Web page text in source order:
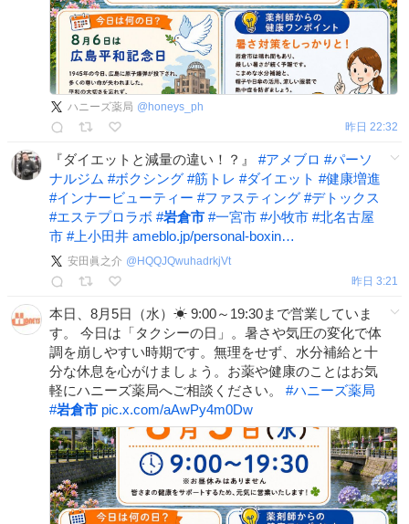
ハニーズ薬局 @ honeys_ph
昨日 22:32
『ダイエットと減量の違い！？』 #アメブロ #パーソ
ナルジム #ボクシング #筋トレ #ダイエット #健康増進
#インナービューティー #ファスティング #デトックス
#エステプロラボ #岩倉市 #一宮市 #小牧市 #北名古屋
市 #上小田井 ameblo.jp/personal-boxin…
安田眞之介 @ HQQJQwuhadrkjVt
昨日 3:21
本日、8月5日（水）☀ 9:00～19:30まで営業していま
す。 今日は「タクシーの日」。暑さや気圧の変化で体
調を崩しやすい時期です。無理をせず、水分補給と十
分な休息を心がけましょう。お薬や健康のことはお気
軽にハニーズ薬局へご相談ください。 #ハニーズ薬局
#岩倉市 pic.x.com/aAwPy4m0Dw